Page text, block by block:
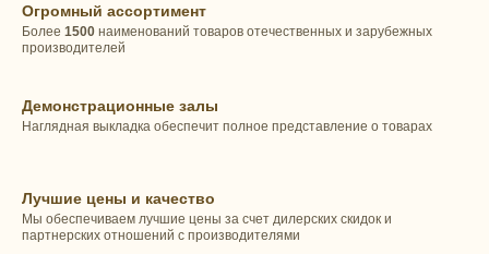
Огромный ассортимент
Более 1500 наименований товаров отечественных и зарубежных
производителей
Демонстрационные залы
Наглядная выкладка обеспечит полное представление о товарах
Лучшие цены и качество
Мы обеспечиваем лучшие цены за счет дилерских скидок и
партнерских отношений с производителями